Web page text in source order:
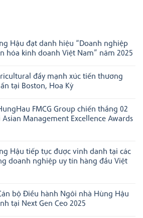
Hậu đạt danh hiệu “Doanh nghiệp
hóa kinh doanh Việt Nam” năm 2025
đẩy mạnh xúc tiến thương
tại Boston, Hoa Kỳ
FMCG Group chiến thắng 02
Management Excellence Awards
Hậu tiếp tục được vinh danh tại các
doanh nghiệp uy tín hàng đầu Việt
bộ Điều hành Ngôi nhà Hùng Hậu
tại Next Gen Ceo 2025